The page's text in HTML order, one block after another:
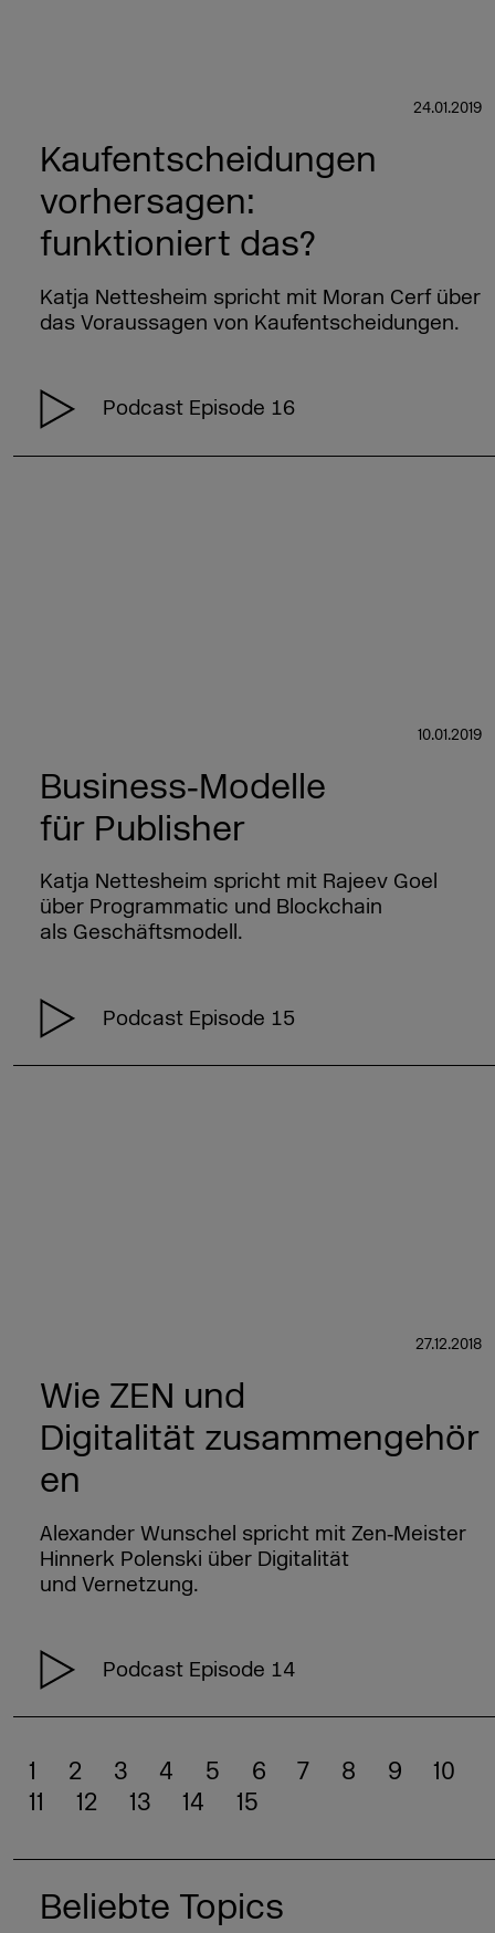
24.01.2019
Kaufentscheidungen
vorhersagen:
funktioniert das?
Katja Nettesheim spricht mit Moran Cerf über
das Voraussagen von Kaufentscheidungen.
Podcast Episode 16
10.01.2019
Business‑Modelle
für Publisher
Katja Nettesheim spricht mit Rajeev Goel
über Programmatic und Blockchain
als Geschäftsmodell.
Podcast Episode 15
27.12.2018
Wie ZEN und
Digitalität zusammengehör
en
Alexander Wunschel spricht mit Zen‑Meister
Hinnerk Polenski über Digitalität
und Vernetzung.
Podcast Episode 14
1 2 3 4 5 6 7 8 9
10
11
12 13 14 15
Beliebte Topics